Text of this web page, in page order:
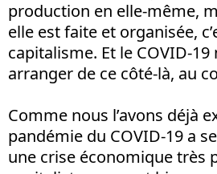
production en elle-même,
elle est faite et organisée,
capitalisme. Et le COVID-19
arranger de ce côté-là, au
Comme nous l’avons déjà
pandémie du COVID-19 a
une crise économique très